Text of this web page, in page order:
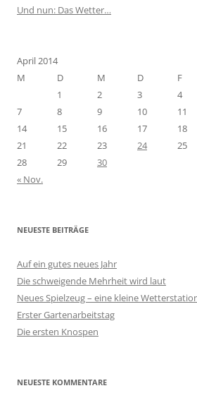
Und nun: Das Wetter…
April 2014
M
D M D F
1
2 3 4
7
8 9 10 11
14
15 16 17 18
21
22 23 24 25
28
29
30
« Nov.
NEUESTE BEITRÄGE
Auf ein gutes neues Jahr
Die schweigende Mehrheit wird laut
Neues Spielzeug – eine kleine
Erster Gartenarbeitstag
Die ersten Knospen
NEUESTE KOMMENTARE